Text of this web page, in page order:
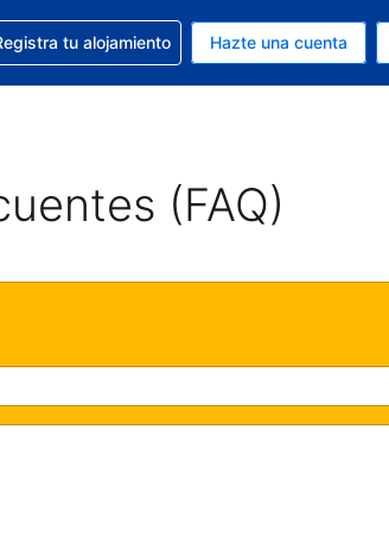
actual es Dólar de EEUU
que prefieres. Tu idioma actual es Español
ayuda con la reserva
tu alojamiento Hazte una cuenta
(FAQ)